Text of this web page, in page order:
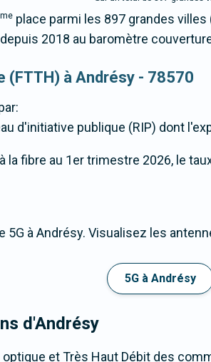
place parmi les 897 grandes villes
2018 au baromètre
(FTTH) à Andrésy - 78570
d'initiative publique (RIP) dont
la fibre au 1er trimestre 2026, le
5G à Andrésy. Visualisez les
5G à Andrésy
d'Andrésy
et Très Haut Débit des